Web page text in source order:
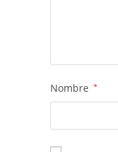
Nombre *